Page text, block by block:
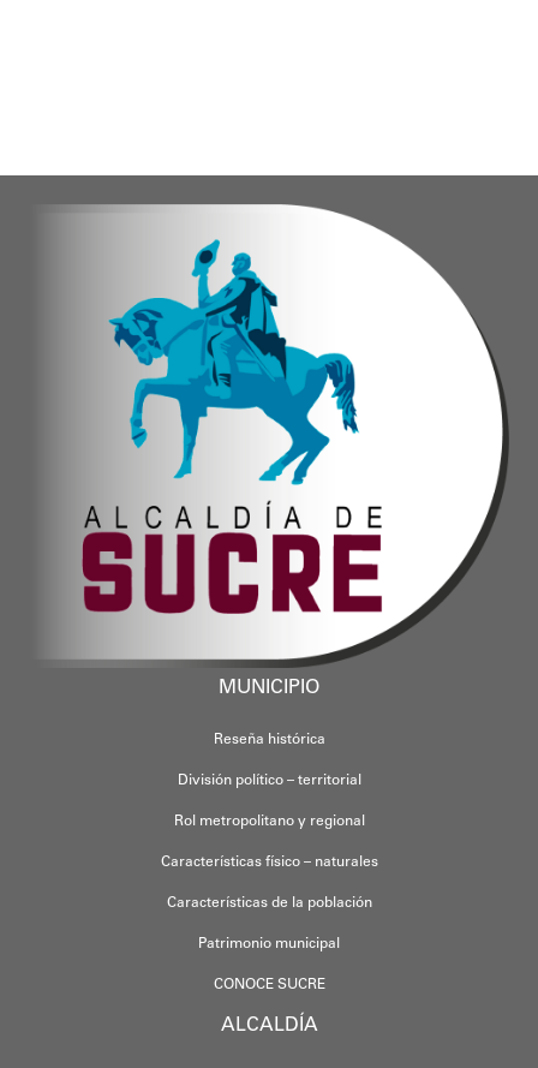
Oskarina Rosso.
MUNICIPIO
Reseña histórica
División político – territorial
Rol metropolitano y regional
Características físico – naturales
Características de la población
Patrimonio municipal
CONOCE SUCRE
ALCALDÍA